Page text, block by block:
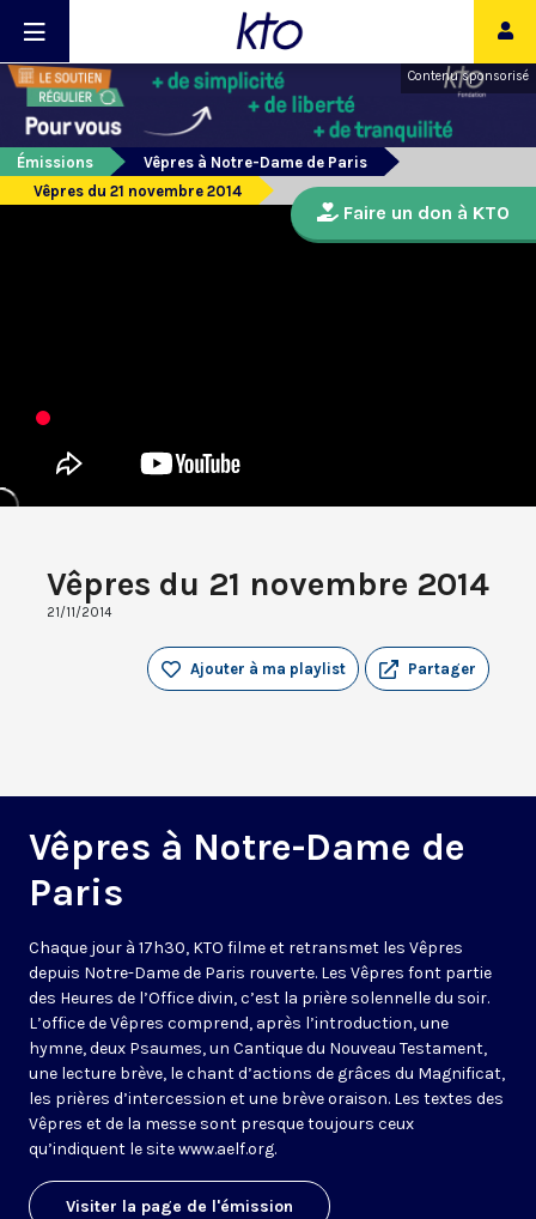
Contenu sponsorisé
Émissions
Vêpres à Notre-Dame de Paris
Vêpres du 21 novembre 2014
Vêpres du 21 novembre 2014
21/11/2014
Partager
Ajouter à ma playlist
Vêpres à Notre-Dame de
Paris
Chaque jour à 17h30, KTO filme et retransmet les Vêpres
depuis Notre-Dame de Paris rouverte. Les Vêpres font partie
des Heures de l’Office divin, c’est la prière solennelle du soir.
L’office de Vêpres comprend, après l’introduction, une
hymne, deux Psaumes, un Cantique du Nouveau Testament,
une lecture brève, le chant d’actions de grâces du Magnificat,
les prières d’intercession et une brève oraison. Les textes des
Vêpres et de la messe sont presque toujours ceux
qu’indiquent le sitewww.aelf.org.
Visiter la page de l'émission
Faire un don à KTO